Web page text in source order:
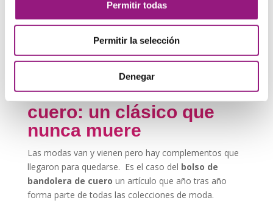
Permitir todas
Permitir la selección
Denegar
Precio
Precio
Filtrar Precio:10€—190€
El bolso de bandolera de
cuero: un clásico que
nunca muere
Las modas van y vienen pero hay complementos que
llegaron para quedarse. Es el caso del bolso de
bandolera de cuero un artículo que año tras año
forma parte de todas las colecciones de moda.